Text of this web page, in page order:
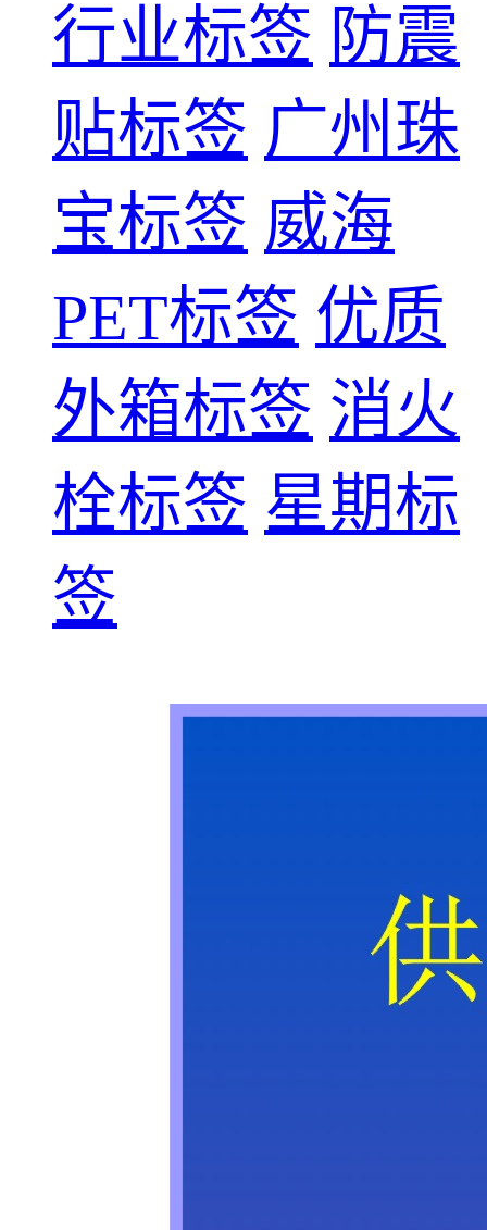
行业标签 防震
贴标签 广州珠
宝标签 威海
PET标签 优质
外箱标签 消火
栓标签 星期标
签